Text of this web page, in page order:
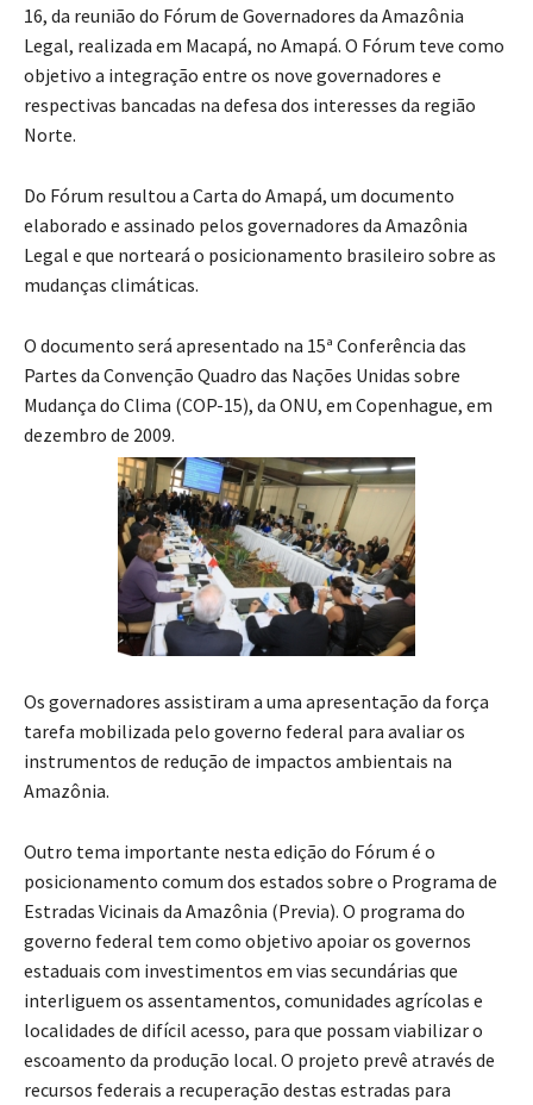
16, da reunião do Fórum de Governadores da Amazônia
Legal, realizada em Macapá, no Amapá. O Fórum teve como
objetivo a integração entre os nove governadores e
respectivas bancadas na defesa dos interesses da região
Norte.
Do Fórum resultou a Carta do Amapá, um documento
elaborado e assinado pelos governadores da Amazônia
Legal e que norteará o posicionamento brasileiro sobre as
mudanças climáticas.
O documento será apresentado na 15ª Conferência das
Partes da Convenção Quadro das Nações Unidas sobre
Mudança do Clima (COP-15), da ONU, em Copenhague, em
dezembro de 2009.
Os governadores assistiram a uma apresentação da força
tarefa mobilizada pelo governo federal para avaliar os
instrumentos de redução de impactos ambientais na
Amazônia.
Outro tema importante nesta edição do Fórum é o
posicionamento comum dos estados sobre o Programa de
Estradas Vicinais da Amazônia (Previa). O programa do
governo federal tem como objetivo apoiar os governos
estaduais com investimentos em vias secundárias que
interliguem os assentamentos, comunidades agrícolas e
localidades de difícil acesso, para que possam viabilizar o
escoamento da produção local. O projeto prevê através de
recursos federais a recuperação destas estradas para